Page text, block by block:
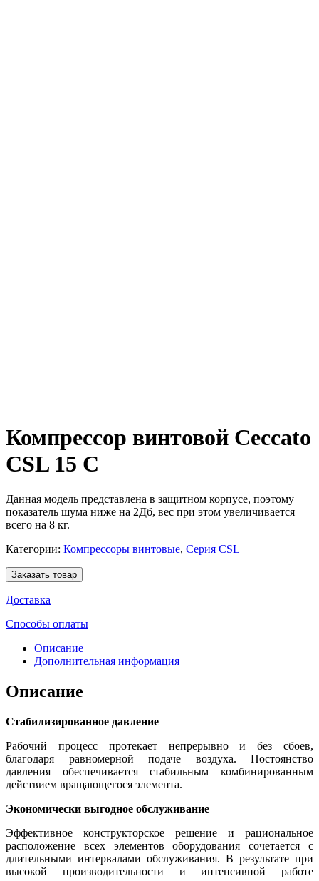
Компрессор винтовой Ceccato
CSL 15 C
Данная модель представлена в защитном корпусе, поэтому
показатель шума ниже на 2Дб, вес при этом увеличивается
всего на 8 кг.
Категории: Компрессоры винтовые, Серия CSL
Заказать товар
Доставка
Способы оплаты
Описание
Дополнительная информация
Описание
Стабилизированное давление
Рабочий процесс протекает непрерывно и без сбоев,
благодаря равномерной подаче воздуха. Постоянство
давления обеспечивается стабильным комбинированным
действием вращающегося элемента.
Экономически выгодное обслуживание
Эффективное конструкторское решение и рациональное
расположение всех элементов оборудования сочетается с
длительными интервалами обслуживания. В результате при
высокой производительности и интенсивной работе